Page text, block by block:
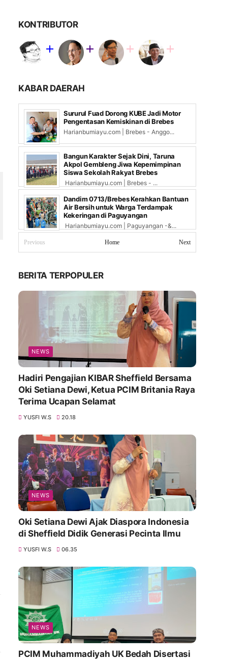
KONTRIBUTOR
KABAR DAERAH
Sururul Fuad Dorong KUBE Jadi Motor
Pengentasan Kemiskinan di Brebes
Harianbumiayu.com | Brebes - Anggo...
Bangun Karakter Sejak Dini, Taruna
Akpol Gembleng Jiwa Kepemimpinan
Siswa Sekolah Rakyat Brebes
Harianbumiayu.com | Brebes - ...
Dandim 0713/Brebes Kerahkan Bantuan
Air Bersih untuk Warga Terdampak
Kekeringan di Paguyangan
Harianbumiayu.com | Paguyangan -&...
Previous Next
Home
BERITA TERPOPULER
NEWS
Hadiri Pengajian KIBAR Sheffield Bersama
Oki Setiana Dewi, Ketua PCIM Britania Raya
Terima Ucapan Selamat
YUSFI W.S 20.18
NEWS
Oki Setiana Dewi Ajak Diaspora Indonesia
di Sheffield Didik Generasi Pecinta Ilmu
YUSFI W.S 06.35
NEWS
PCIM Muhammadiyah UK Bedah Disertasi